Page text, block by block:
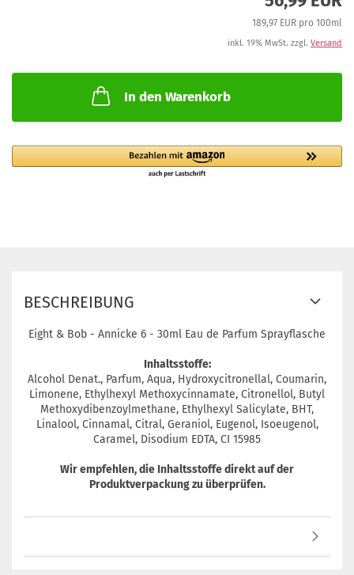
189,97 EUR pro 100ml
inkl. 19% MwSt. zzgl. Versand
In den Warenkorb
BESCHREIBUNG
Eight & Bob - Annicke 6 - 30ml Eau de Parfum Sprayflasche
Inhaltsstoffe:
Alcohol Denat., Parfum, Aqua, Hydroxycitronellal, Coumarin,
Limonene, Ethylhexyl Methoxycinnamate, Citronellol, Butyl
Methoxydibenzoylmethane, Ethylhexyl Salicylate, BHT,
Linalool, Cinnamal, Citral, Geraniol, Eugenol, Isoeugenol,
Caramel, Disodium EDTA, CI 15985
Wir empfehlen, die Inhaltsstoffe direkt auf der
Produktverpackung zu überprüfen.